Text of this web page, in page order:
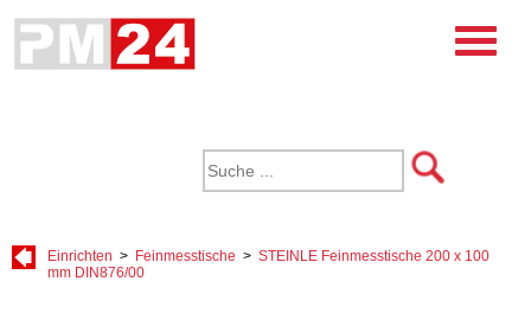
Einrichten > Feinmesstische > STEINLE Feinmesstische 200 x 100
mm DIN876/00